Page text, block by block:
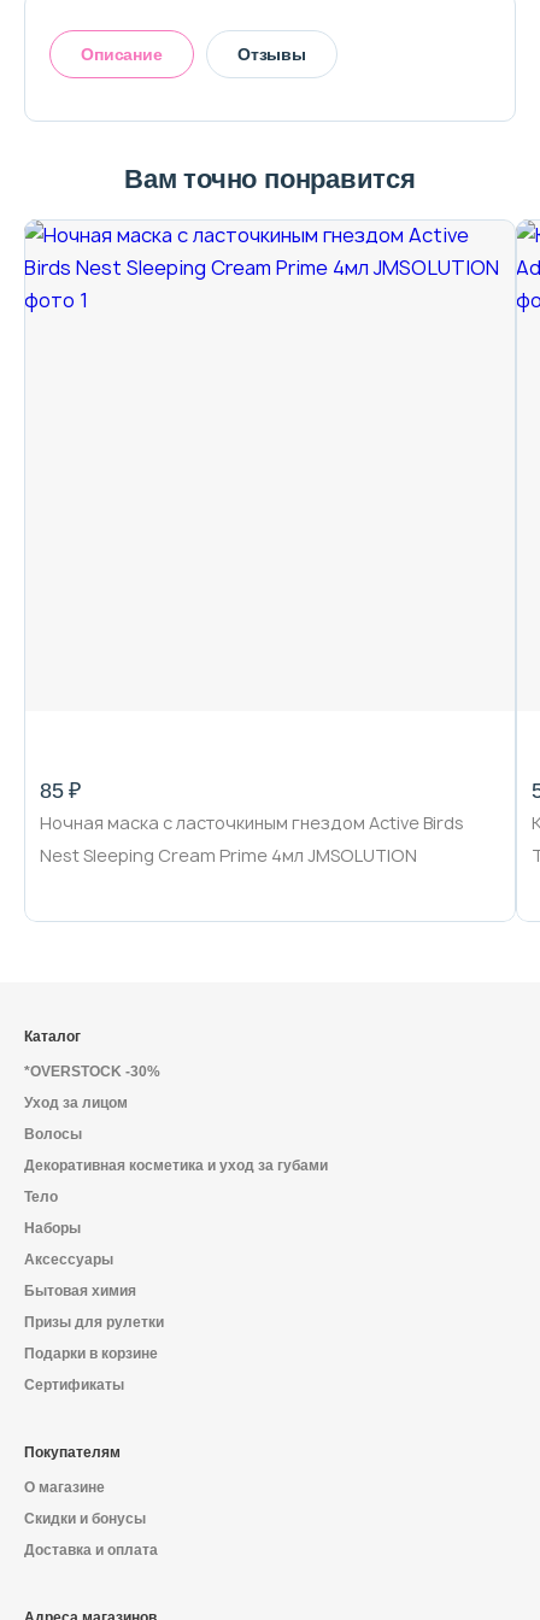
Описание Отзывы
Оставить отзыв
Вам точно понравится
85 ₽
Ночная маска с ласточкиным гнездом Active Birds
Nest Sleeping Cream Prime 4мл JMSOLUTION
Каталог
*OVERSTOCK -30%
Уход за лицом
Волосы
Декоративная косметика и уход за губами
Тело
Наборы
Аксессуары
Бытовая химия
Призы для рулетки
Подарки в корзине
Сертификаты
Покупателям
О магазине
Скидки и бонусы
Доставка и оплата